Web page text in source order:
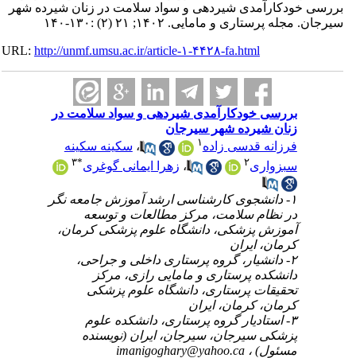
بررسی خودکارآمدی شیردهی و سواد سلامت در زنان شیرده شهر
سیرجان. مجله پرستاری و مامایی. ۱۴۰۲; ۲۱ (۲) :۱۳۰-۱۴۰
URL:http://unmf.umsu.ac.ir/article-۱-۴۴۲۸-fa.html
بررسی خودکارآمدی شیردهی و سواد سلامت در
زنان شیرده شهر سیرجان
فرزانه قدسی زاده۱ ،سکینه سکینه
سبزواری
،زهرا ایمانی گوغری ۳
۱- دانشجوی کارشناسی ارشد آموزش جامعه نگر
در نظام سلامت، مرکز مطالعات و توسعه
آموزش پزشکی، دانشگاه علوم پزشکی کرمان،
کرمان، ایران
۲- دانشیار، گروه پرستاری داخلی و جراحی،
دانشکده پرستاری و مامایی رازی، مرکز
تحقیقات پرستاری، دانشگاه علوم پزشکی
کرمان، کرمان، ایران
۳- استادیار گروه پرستاری، دانشکده علوم
پزشکی سیرجان، سیرجان، ایران (نویسنده
مسئول) ، imanigoghary@yahoo.ca